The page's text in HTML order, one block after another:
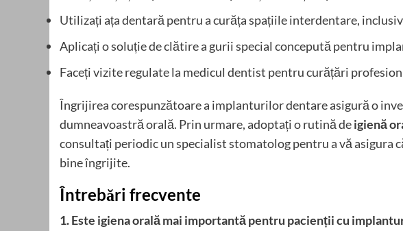
Utilizați ața dentară pentru a curăța spațiile interdentare,
Aplicați o soluție de clătire a gurii special concepută pentru
Faceți vizite regulate la medicul dentist pentru curățări
Îngrijirea corespunzătoare a implanturilor dentare asigură o
dumneavoastră orală. Prin urmare, adoptați o rutină deigienă
consultați periodic un specialist stomatolog pentru a vă asigura
bine îngrijite.
Întrebări frecvente
1. Este igiena orală mai importantă pentru pacienții cu